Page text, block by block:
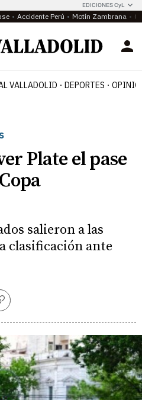
EDICIONES CyL
Accidente Perú Motín Zambrana
VALLADOLID DEPORTES
Plate el pase
salieron a las
clasificación ante